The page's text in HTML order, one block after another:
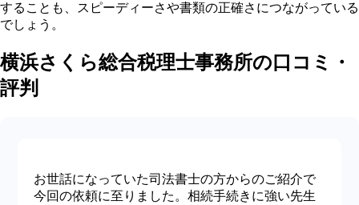
することも、スピーディーさや書類の正確さにつながっている
でしょう。
横浜さくら総合税理士事務所の口コミ・
評判
お世話になっていた司法書士の方からのご紹介で
今回の依頼に至りました。相続手続きに強い先生